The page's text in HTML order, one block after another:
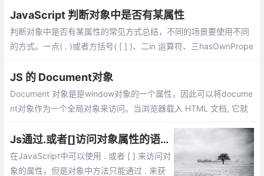
JavaScript 判断对象中是否有某属性
判断对象中是否有某属性的常见方式总结，不同的场景要使用不同
的方式。一点( . )或者方括号( [ ] )、二in 运算符、三hasOwnPrope
需要结合使用
JS 的 Document对象
Document 对象是是window对象的一个属性，因此可以将docume
nt对象作为一个全局对象来访问。当浏览器载入 HTML 文档, 它就
Js通过.或者[]访问对象属性的语法、性能等区别
在JavaScript中可以使用 . 或者 [ ] 来访问对
象的属性，但是对象中方法只能通过 . 来获